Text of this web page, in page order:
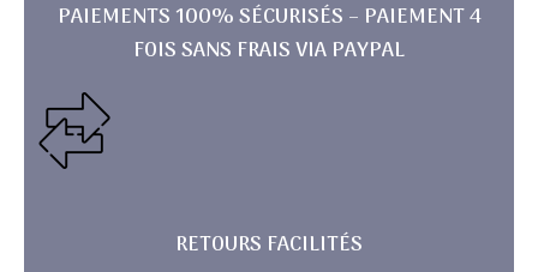
PAIEMENTS 100% SÉCURISÉS – PAIEMENT 4
FOIS SANS FRAIS VIA PAYPAL
RETOURS FACILITÉS